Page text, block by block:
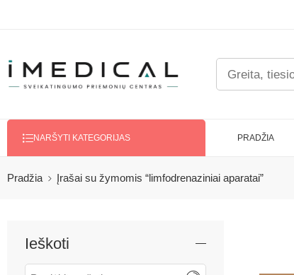
NARŠYTI KATEGORIJAS PRADŽIA
Pradžia Įrašai su žymomis “limfodrenaziniai aparatai”
Ieškoti